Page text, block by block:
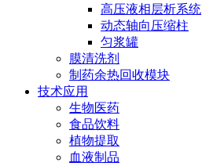
高压液相层析系统
动态轴向压缩柱
匀浆罐
膜清洗剂
制药余热回收模块
技术应用
生物医药
食品饮料
植物提取
血液制品